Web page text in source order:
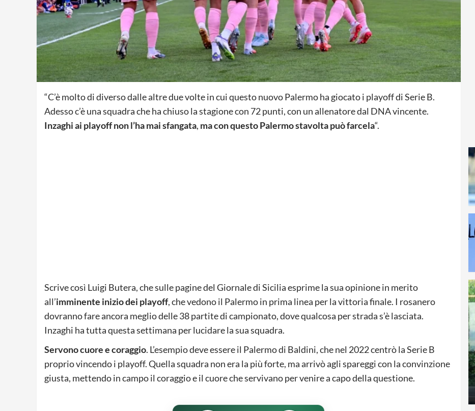
“C’è molto di diverso dalle altre due volte in cui questo nuovo Palermo ha giocato i playoff di Serie B.
Adesso c’è una squadra che ha chiuso la stagione con 72 punti, con un allenatore dal DNA vincente.
Inzaghi ai playoff non l’ha mai sfangata, macon questo Palermo stavolta può farcela“.
Scrive così Luigi Butera, che sulle pagine del Giornale di Sicilia esprime la sua opinione in merito
all’imminente inizio dei playoff, che vedono il Palermo in prima linea per la vittoria finale. I rosanero
dovranno fare ancora meglio delle 38 partite di campionato, dove qualcosa per strada s’è lasciata.
Inzaghi ha tutta questa settimana per lucidare la sua squadra.
Servono cuore e coraggio. L’esempio deve essere il Palermo di Baldini, che nel 2022 centrò la Serie B
proprio vincendo i playoff. Quella squadra non era la più forte, ma arrivò agli spareggi con la convinzione
giusta, mettendo in campo il coraggio e il cuore che servivano per venire a capo della questione.